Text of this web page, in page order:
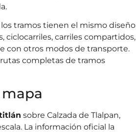
tramos tienen el mismo diseño
ciclocarriles, carriles compartidos,
con otros modos de transporte.
completas de tramos
sobre Calzada de Tlalpan,
La información oficial la